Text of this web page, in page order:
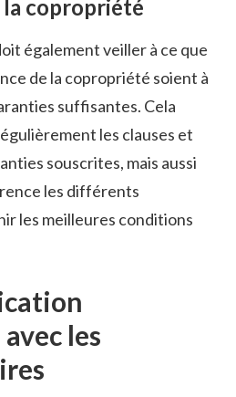
la copropriété
également veiller à ce que
de la copropriété soient à
suffisantes. Cela
les clauses et
souscrites, mais aussi
les différents
les meilleures conditions
les